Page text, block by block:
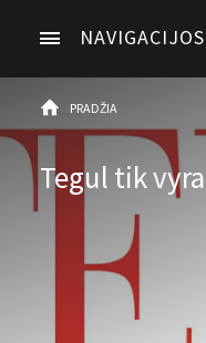
PRADŽIA
Tegul tik